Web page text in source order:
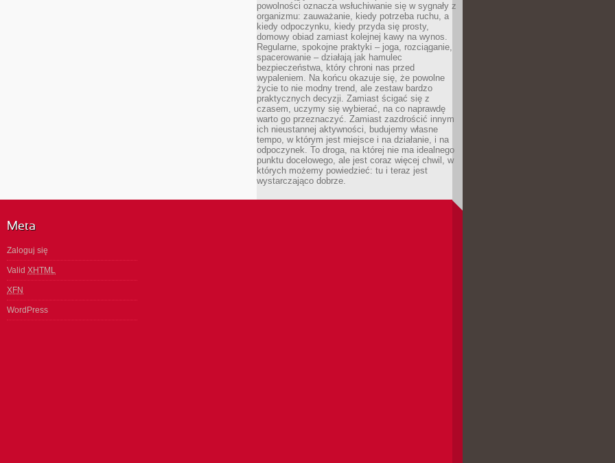
powolności oznacza wsłuchiwanie się w sygnały z
organizmu: zauważanie, kiedy potrzeba ruchu, a
kiedy odpoczynku, kiedy przyda się prosty,
domowy obiad zamiast kolejnej kawy na wynos.
Regularne, spokojne praktyki – joga, rozciąganie,
spacerowanie – działają jak hamulec
bezpieczeństwa, który chroni nas przed
wypaleniem. Na końcu okazuje się, że powolne
życie to nie modny trend, ale zestaw bardzo
praktycznych decyzji. Zamiast ścigać się z
czasem, uczymy się wybierać, na co naprawdę
warto go przeznaczyć. Zamiast zazdrościć innym
ich nieustannej aktywności, budujemy własne
tempo, w którym jest miejsce i na działanie, i na
odpoczynek. To droga, na której nie ma idealnego
punktu docelowego, ale jest coraz więcej chwil, w
których możemy powiedzieć: tu i teraz jest
wystarczająco dobrze.
Meta
Zaloguj się
Valid XHTML
XFN
WordPress